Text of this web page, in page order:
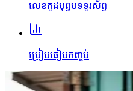
លេខកូដបុព្វបទទូរស័ព្ទ
ប្រៀបធៀបកញ្ចប់